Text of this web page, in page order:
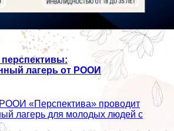
перспективы:
лагерь от РООИ
«Перспектива» проводит
лагерь для молодых людей с